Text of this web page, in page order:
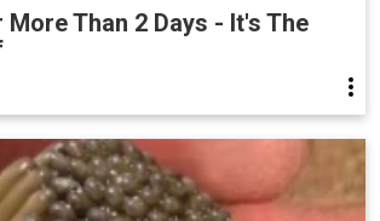
More Than 2 Days - It's The